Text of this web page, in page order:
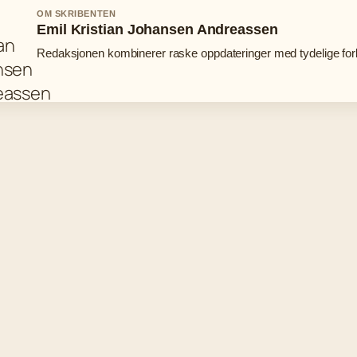
OM SKRIBENTEN
Emil Kristian Johansen Andreassen
Redaksjonen kombinerer raske oppdateringer med tydelige